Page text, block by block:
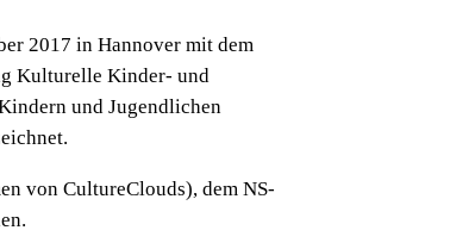
2017 in Hannover mit dem
Kulturelle Kinder- und
und Jugendlichen
von CultureClouds), dem NS-